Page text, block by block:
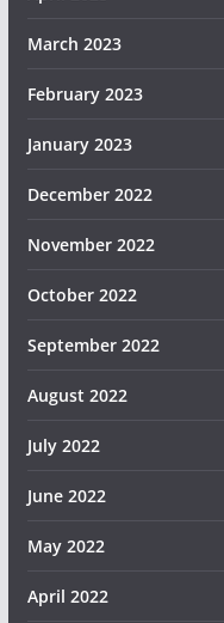
March 2023
February 2023
January 2023
December 2022
November 2022
October 2022
September 2022
August 2022
July 2022
June 2022
May 2022
April 2022